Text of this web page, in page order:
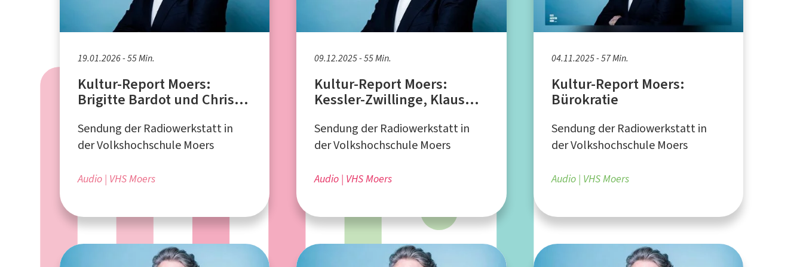
19.01.2026 - 55 Min.
Kultur-Report Moers:
Brigitte Bardot und Chris
Sendung der Radiowerkstatt in
der Volkshochschule Moers
Audio VHS Moers
09.12.2025 - 55 Min.
Kultur-Report Moers:
Kessler-Zwillinge, Klaus
Sendung der Radiowerkstatt in
der Volkshochschule Moers
Audio VHS Moers
04.11.2025 - 57 Min.
Kultur-Report Moers:
Bürokratie
Sendung der Radiowerkstatt in
der Volkshochschule Moers
Audio VHS Moers